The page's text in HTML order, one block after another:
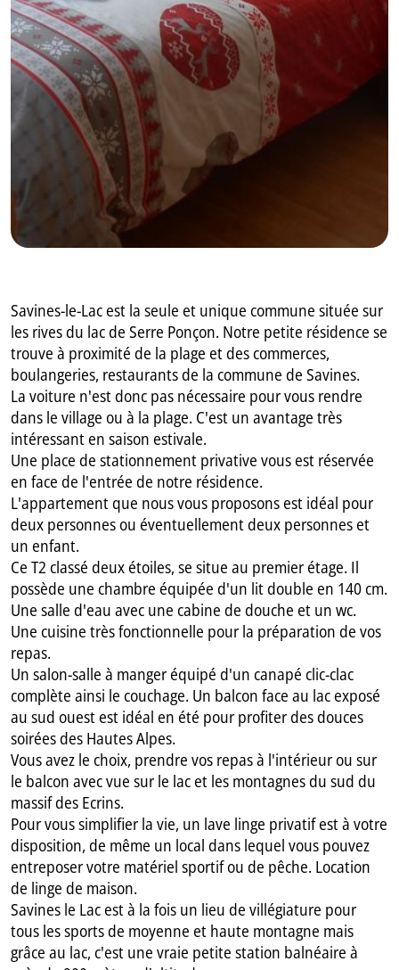
Savines-le-Lac est la seule et unique commune située sur
les rives du lac de Serre Ponçon. Notre petite résidence se
trouve à proximité de la plage et des commerces,
boulangeries, restaurants de la commune de Savines.
La voiture n'est donc pas nécessaire pour vous rendre
dans le village ou à la plage. C'est un avantage très
intéressant en saison estivale.
Une place de stationnement privative vous est réservée
en face de l'entrée de notre résidence.
L'appartement que nous vous proposons est idéal pour
deux personnes ou éventuellement deux personnes et
un enfant.
Ce T2 classé deux étoiles, se situe au premier étage. Il
possède une chambre équipée d'un lit double en 140 cm.
Une salle d'eau avec une cabine de douche et un wc.
Une cuisine très fonctionnelle pour la préparation de vos
repas.
Un salon-salle à manger équipé d'un canapé clic-clac
complète ainsi le couchage. Un balcon face au lac exposé
au sud ouest est idéal en été pour profiter des douces
soirées des Hautes Alpes.
Vous avez le choix, prendre vos repas à l'intérieur ou sur
le balcon avec vue sur le lac et les montagnes du sud du
massif des Ecrins.
Pour vous simplifier la vie, un lave linge privatif est à votre
disposition, de même un local dans lequel vous pouvez
entreposer votre matériel sportif ou de pêche. Location
de linge de maison.
Savines le Lac est à la fois un lieu de villégiature pour
tous les sports de moyenne et haute montagne mais
grâce au lac, c'est une vraie petite station balnéaire à